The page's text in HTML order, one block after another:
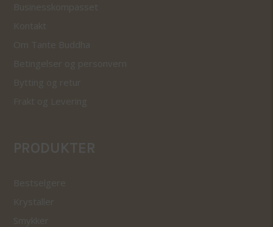
Businesskompasset
Kontakt
Om Tante Buddha
Betingelser og personvern
Bytting og retur
Frakt og Levering
PRODUKTER
Bestselgere
Krystaller
Smykker